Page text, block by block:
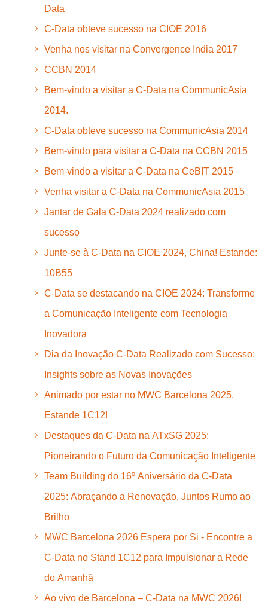
Data
C-Data obteve sucesso na CIOE 2016
Venha nos visitar na Convergence India 2017
CCBN 2014
Bem-vindo a visitar a C-Data na CommunicAsia
2014.
C-Data obteve sucesso na CommunicAsia 2014
Bem-vindo para visitar a C-Data na CCBN 2015
Bem-vindo a visitar a C-Data na CeBIT 2015
Venha visitar a C-Data na CommunicAsia 2015
Jantar de Gala C-Data 2024 realizado com
sucesso
Junte-se à C-Data na CIOE 2024, China! Estande:
10B55
C-Data se destacando na CIOE 2024: Transforme
a Comunicação Inteligente com Tecnologia
Inovadora
Dia da Inovação C-Data Realizado com Sucesso:
Insights sobre as Novas Inovações
Animado por estar no MWC Barcelona 2025,
Estande 1C12!
Destaques da C-Data na ATxSG 2025:
Pioneirando o Futuro da Comunicação Inteligente
Team Building do 16º Aniversário da C-Data
2025: Abraçando a Renovação, Juntos Rumo ao
Brilho
MWC Barcelona 2026 Espera por Si - Encontre a
C-Data no Stand 1C12 para Impulsionar a Rede
do Amanhã
Ao vivo de Barcelona – C-Data na MWC 2026!